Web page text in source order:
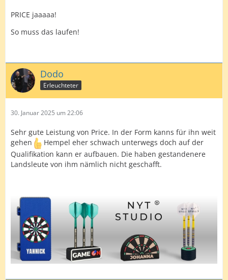
PRICE jaaaaa!
So muss das laufen!
Dodo
Erleuchteter
30. Januar 2025 um 22:06
Sehr gute Leistung von Price. In der Form kanns für ihn weit
gehen
Hempel eher schwach unterwegs doch auf der
Qualifikation kann er aufbauen. Die haben gestandenere
Landsleute von ihm nämlich nicht geschafft.